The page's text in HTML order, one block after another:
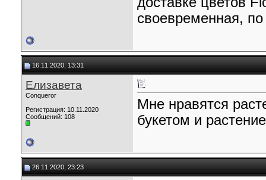
своевременная,
16.11.2020, 13:31
Елизавета
Conqueror
Регистрация: 10.11.2020
Сообщений: 108
Мне нравятся
букетом и
26.11.2020, 23:23